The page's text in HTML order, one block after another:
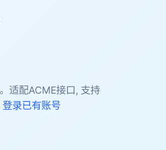
适配ACME接口, 支持
登录已有账号